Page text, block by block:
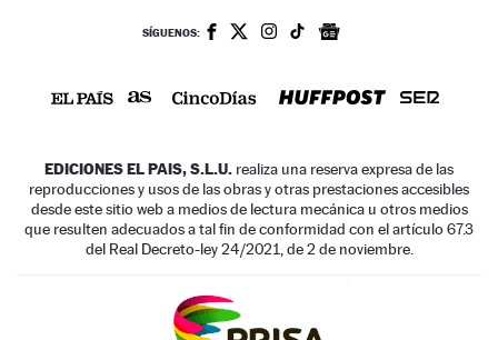
SÍGUENOS:
EDICIONES EL PAIS, S.L.U. realiza una reserva expresa de las
reproducciones y usos de las obras y otras prestaciones accesibles
desde este sitio web a medios de lectura mecánica u otros medios
que resulten adecuados a tal fin de conformidad con el artículo 67.3
del Real Decreto-ley 24/2021, de 2 de noviembre.